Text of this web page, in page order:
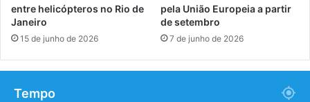
entre helicópteros no Rio de
Janeiro
15 de junho de 2026
pela União Europeia a partir
de setembro
7 de junho de 2026
Tempo